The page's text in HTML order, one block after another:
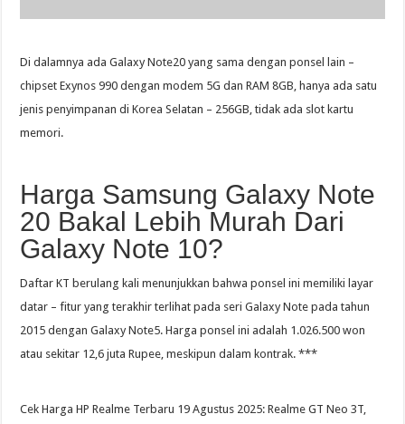
Di dalamnya ada Galaxy Note20 yang sama dengan ponsel lain –
chipset Exynos 990 dengan modem 5G dan RAM 8GB, hanya ada satu
jenis penyimpanan di Korea Selatan – 256GB, tidak ada slot kartu
memori.
Harga Samsung Galaxy Note
20 Bakal Lebih Murah Dari
Galaxy Note 10?
Daftar KT berulang kali menunjukkan bahwa ponsel ini memiliki layar
datar – fitur yang terakhir terlihat pada seri Galaxy Note pada tahun
2015 dengan Galaxy Note5. Harga ponsel ini adalah 1.026.500 won
atau sekitar 12,6 juta Rupee, meskipun dalam kontrak. ***
Cek Harga HP Realme Terbaru 19 Agustus 2025: Realme GT Neo 3T,